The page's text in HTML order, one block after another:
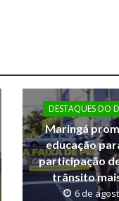
DESTAQUES DO
Maringá
educação
participação
trânsito
6 de